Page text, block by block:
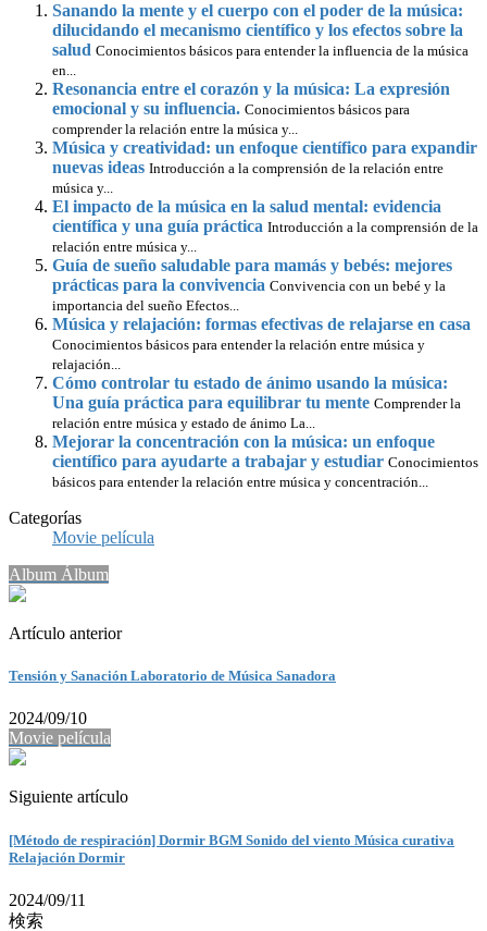
Sanando la mente y el cuerpo con el poder de la música:
dilucidando el mecanismo científico y los efectos sobre la
salud Conocimientos básicos para entender la influencia de la música
en...
Resonancia entre el corazón y la música: La expresión
emocional y su influencia. Conocimientos básicos para
comprender la relación entre la música y...
Música y creatividad: un enfoque científico para expandir
nuevas ideas Introducción a la comprensión de la relación entre
música y...
El impacto de la música en la salud mental: evidencia
científica y una guía práctica Introducción a la comprensión de la
relación entre música y...
Guía de sueño saludable para mamás y bebés: mejores
prácticas para la convivencia Convivencia con un bebé y la
importancia del sueño Efectos...
Música y relajación: formas efectivas de relajarse en casa
Conocimientos básicos para entender la relación entre música y
relajación...
Cómo controlar tu estado de ánimo usando la música:
Una guía práctica para equilibrar tu mente Comprender la
relación entre música y estado de ánimo La...
Mejorar la concentración con la música: un enfoque
científico para ayudarte a trabajar y estudiar Conocimientos
básicos para entender la relación entre música y concentración...
Categorías
Movie película
Album Álbum
Artículo anterior
Tensión y Sanación Laboratorio de Música Sanadora
2024/09/10
Movie película
Siguiente artículo
[Método de respiración] Dormir BGM Sonido del viento Música curativa
Relajación Dormir
2024/09/11
検索